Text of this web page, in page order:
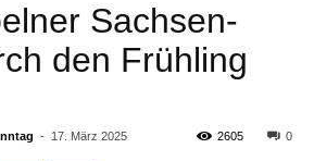
Sachsen-
den Frühling
- 17. März 2025 0
2605